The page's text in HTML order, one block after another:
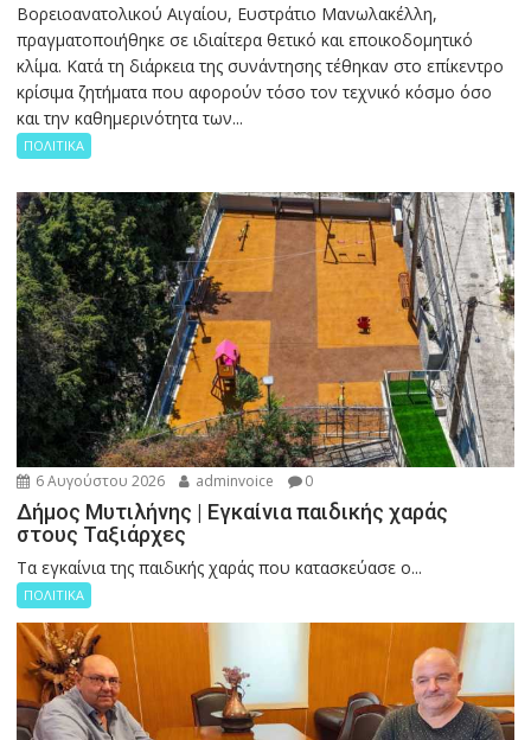
Βορειοανατολικού Αιγαίου, Ευστράτιο Μανωλακέλλη,
πραγματοποιήθηκε σε ιδιαίτερα θετικό και εποικοδομητικό
κλίμα. Κατά τη διάρκεια της συνάντησης τέθηκαν στο επίκεντρο
κρίσιμα ζητήματα που αφορούν τόσο τον τεχνικό κόσμο όσο
και την καθημερινότητα των...
ΠΟΛΙΤΙΚΑ
6 Αυγούστου 2026 adminvoice 0
Δήμος Μυτιλήνης | Εγκαίνια παιδικής χαράς
στους Ταξιάρχες
Tα εγκαίνια της παιδικής χαράς που κατασκεύασε ο...
ΠΟΛΙΤΙΚΑ